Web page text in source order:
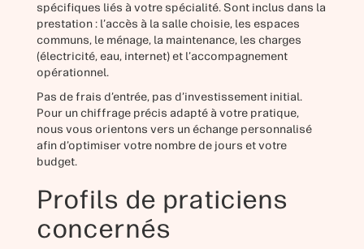
spécifiques liés à votre spécialité. Sont inclus dans la
prestation : l’accès à la salle choisie, les espaces
communs, le ménage, la maintenance, les charges
(électricité, eau, internet) et l’accompagnement
opérationnel.
Pas de frais d’entrée, pas d’investissement initial.
Pour un chiffrage précis adapté à votre pratique,
nous vous orientons vers un échange personnalisé
afin d’optimiser votre nombre de jours et votre
budget.
Profils de praticiens
concernés